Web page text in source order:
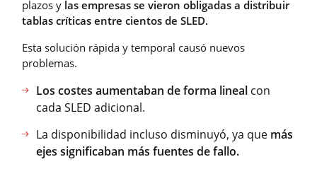
plazos y las empresas se vieron obligadas a distribuir
tablas críticas entre cientos de SLED.
Esta solución rápida y temporal causó nuevos
problemas.
Los costes aumentaban de forma lineal con
cada SLED adicional.
La disponibilidad incluso disminuyó, ya que más
ejes significaban más fuentes de fallo.